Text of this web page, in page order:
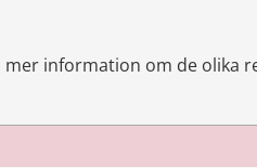
information om de olika